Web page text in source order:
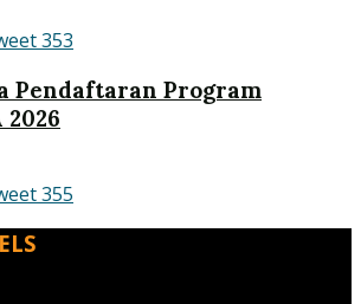
353
Pendaftaran Program
2026
355